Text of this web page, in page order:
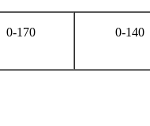
0-170 0-140